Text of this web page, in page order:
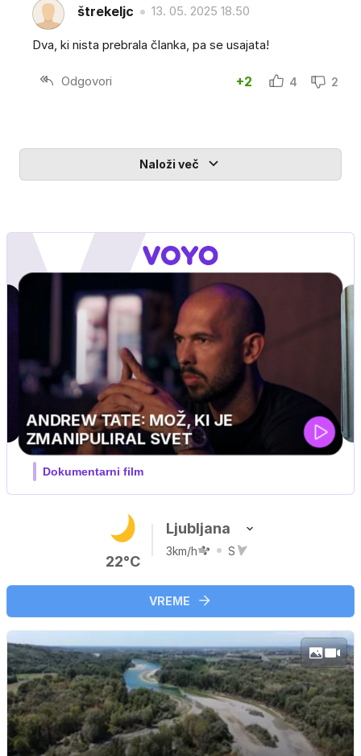
štrekeljc 13. 05. 2025 18.50
Dva, ki nista prebrala članka, pa se usajata!
Odgovori +2 4 2
Naloži več
MOJ PRIJATELJ PINGVIN
Film meseca / družinski, pustolovski
22°C
Ljubljana
3km/h S
VREME